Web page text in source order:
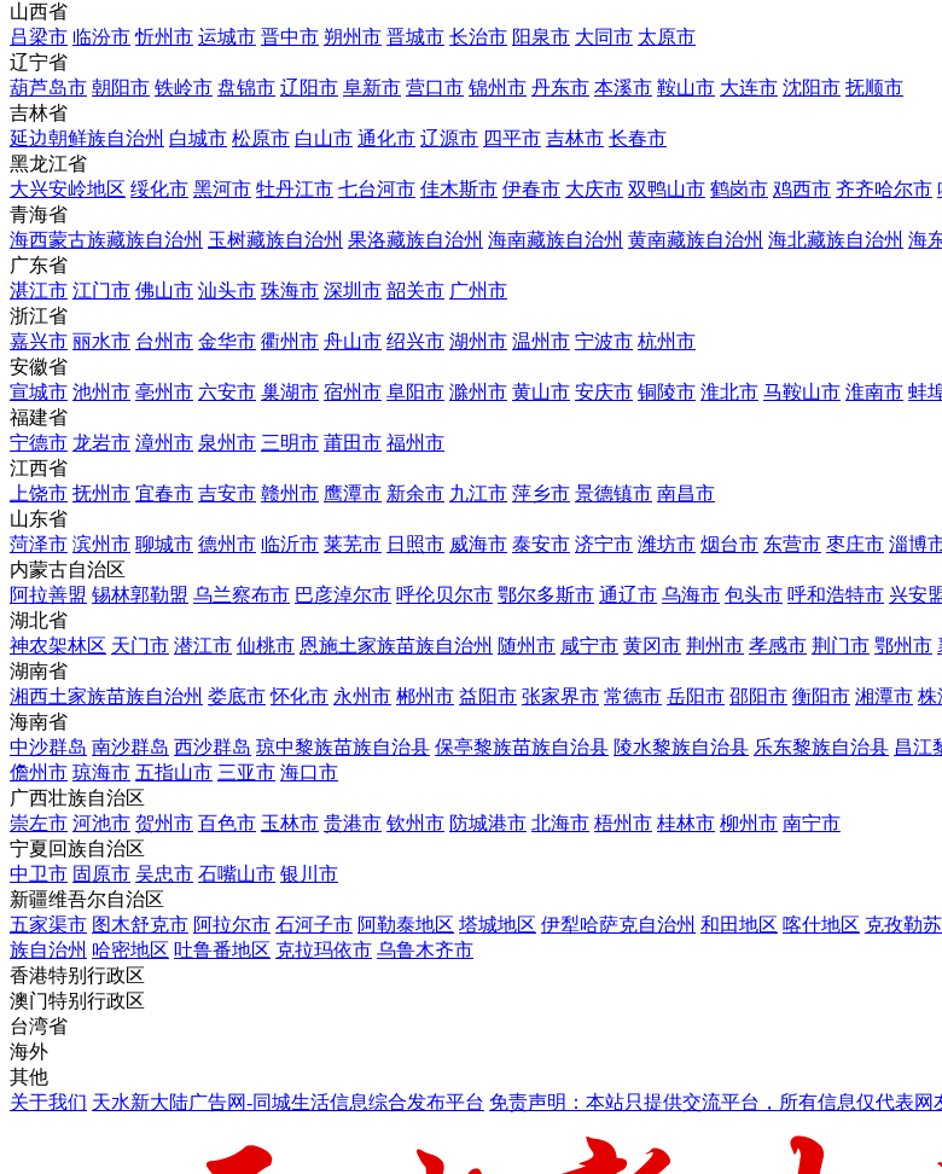
山西省
吕梁市 临汾市 忻州市 运城市 晋中市 朔州市 晋城市 长治市 阳泉市 大同市 太原市
辽宁省
葫芦岛市 朝阳市 铁岭市 盘锦市 辽阳市 阜新市 营口市 锦州市 丹东市 本溪市 鞍山市 大连市 沈阳市 抚顺市
吉林省
延边朝鲜族自治州 白城市 松原市 白山市 通化市 辽源市 四平市 吉林市 长春市
黑龙江省
大兴安岭地区 绥化市 黑河市 牡丹江市 七台河市 佳木斯市 伊春市 大庆市 双鸭山市 鹤岗市 鸡西市 齐齐哈尔市
青海省
海西蒙古族藏族自治州 玉树藏族自治州 果洛藏族自治州 海南藏族自治州 黄南藏族自治州 海北藏族自治州 海
广东省
湛江市 江门市 佛山市 汕头市 珠海市 深圳市 韶关市 广州市
浙江省
嘉兴市 丽水市 台州市 金华市 衢州市 舟山市 绍兴市 湖州市 温州市 宁波市 杭州市
安徽省
宣城市 池州市 亳州市 六安市 巢湖市 宿州市 阜阳市 滁州市 黄山市 安庆市 铜陵市 淮北市 马鞍山市 淮南市 蚌
福建省
宁德市 龙岩市 漳州市 泉州市 三明市 莆田市 福州市
江西省
上饶市 抚州市 宜春市 吉安市 赣州市 鹰潭市 新余市 九江市 萍乡市 景德镇市 南昌市
山东省
菏泽市 滨州市 聊城市 德州市 临沂市 莱芜市 日照市 威海市 泰安市 济宁市 潍坊市 烟台市 东营市 枣庄市 淄博
内蒙古自治区
阿拉善盟 锡林郭勒盟 乌兰察布市 巴彦淖尔市 呼伦贝尔市 鄂尔多斯市 通辽市 乌海市 包头市 呼和浩特市 兴安
湖北省
神农架林区 天门市 潜江市 仙桃市 恩施土家族苗族自治州 随州市 咸宁市 黄冈市 荆州市 孝感市 荆门市 鄂州市
湖南省
湘西土家族苗族自治州 娄底市 怀化市 永州市 郴州市 益阳市 张家界市 常德市 岳阳市 邵阳市 衡阳市 湘潭市 株
海南省
中沙群岛 南沙群岛 西沙群岛 琼中黎族苗族自治县 保亭黎族苗族自治县 陵水黎族自治县 乐东黎族自治县 昌江
儋州市 琼海市 五指山市 三亚市 海口市
广西壮族自治区
崇左市 河池市 贺州市 百色市 玉林市 贵港市 钦州市 防城港市 北海市 梧州市 桂林市 柳州市 南宁市
宁夏回族自治区
中卫市 固原市 吴忠市 石嘴山市 银川市
新疆维吾尔自治区
五家渠市 图木舒克市 阿拉尔市 石河子市 阿勒泰地区 塔城地区 伊犁哈萨克自治州 和田地区 喀什地区 克孜勒
族自治州 哈密地区 吐鲁番地区 克拉玛依市 乌鲁木齐市
香港特别行政区
澳门特别行政区
台湾省
海外
其他
关于我们 天水新大陆广告网-同城生活信息综合发布平台 免责声明：本站只提供交流平台，所有信息仅代表网